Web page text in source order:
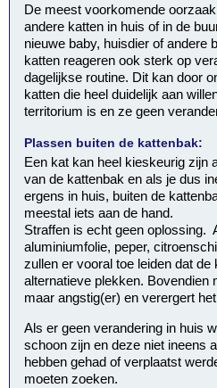
De meest voorkomende
andere katten in huis of in de
nieuwe baby, huisdier of andere
katten reageren ook sterk op
dagelijkse routine. Dit kan door
katten die heel duidelijk aan
territorium is en ze geen
Plassen buiten de kattenbak:
Een kat kan heel kieskeurig zijn
van de kattenbak en als je dus
ergens in huis, buiten de
meestal iets aan de hand.
Straffen is echt geen oplossing.
aluminiumfolie, peper,
zullen er vooral toe leiden dat
alternatieve plekken. Bovendien
maar angstig(er) en verergert
Als er geen verandering in huis
schoon zijn en deze niet ineens
hebben gehad of verplaatst
moeten zoeken.